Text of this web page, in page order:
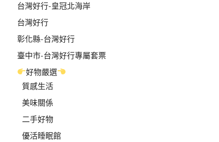
台灣好行-皇冠北海岸
台灣好行
彰化縣-台灣好行
臺中市-台灣好行專屬套票
好物嚴選
質感生活
美味關係
二手好物
優活睡眠館